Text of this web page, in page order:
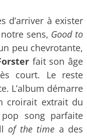
d’arriver à exister
sens, Good to
peu chevrotante,
fait son âge
court. Le reste
L’album démarre
croirait extrait du
song parfaite
of the time a des